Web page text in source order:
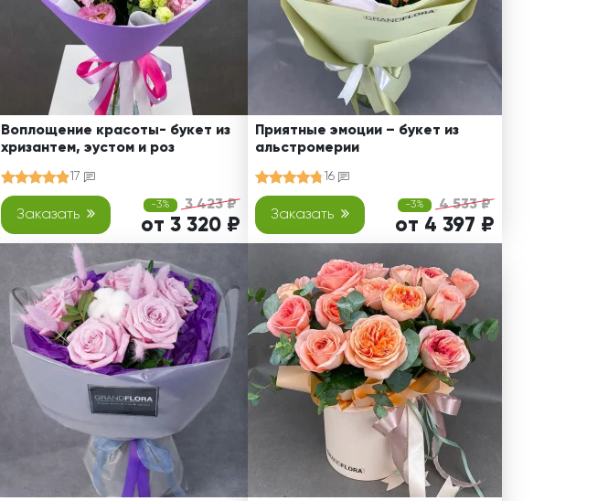
Воплощение красоты- букет из
хризантем, эустом и роз
17
Заказать
-3% 3 423 ₽
от 3 320 ₽
Приятные эмоции – букет из
альстромерии
16
Заказать
-3% 4 533 ₽
от 4 397 ₽